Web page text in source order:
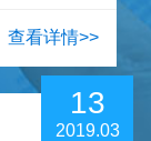
检测机头
充气压力及
行设定，一
查看详情>>
13
2019.03